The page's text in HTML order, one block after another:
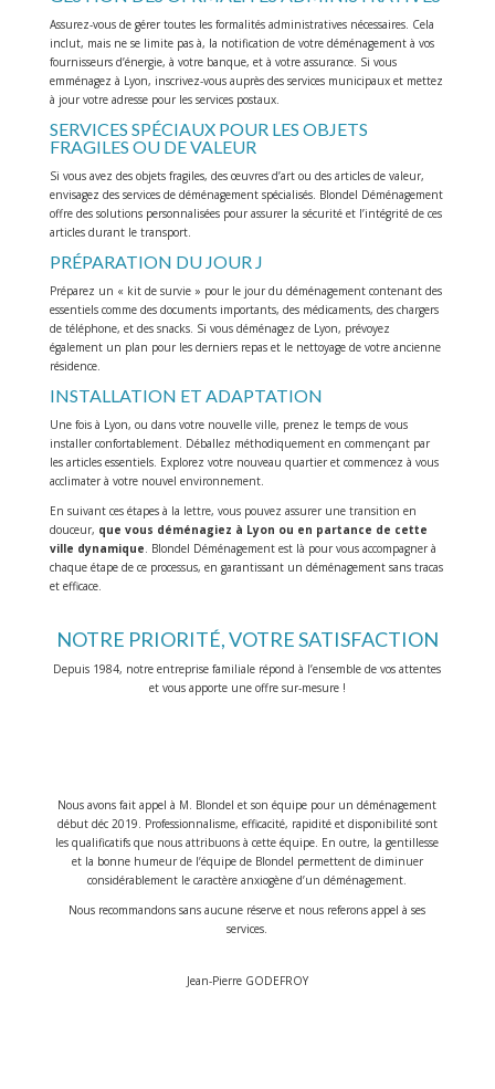
Assurez-vous de gérer toutes les formalités administratives nécessaires. Cela
inclut, mais ne se limite pas à, la notification de votre déménagement à vos
fournisseurs d’énergie, à votre banque, et à votre assurance. Si vous
emménagez à Lyon, inscrivez-vous auprès des services municipaux et mettez
à jour votre adresse pour les services postaux.
SERVICES SPÉCIAUX POUR LES OBJETS
FRAGILES OU DE VALEUR
Si vous avez des objets fragiles, des œuvres d’art ou des articles de valeur,
envisagez des services de déménagement spécialisés. Blondel Déménagement
offre des solutions personnalisées pour assurer la sécurité et l’intégrité de ces
articles durant le transport.
PRÉPARATION DU JOUR J
Préparez un « kit de survie » pour le jour du déménagement contenant des
essentiels comme des documents importants, des médicaments, des chargers
de téléphone, et des snacks. Si vous déménagez de Lyon, prévoyez
également un plan pour les derniers repas et le nettoyage de votre ancienne
résidence.
INSTALLATION ET ADAPTATION
Une fois à Lyon, ou dans votre nouvelle ville, prenez le temps de vous
installer confortablement. Déballez méthodiquement en commençant par
les articles essentiels. Explorez votre nouveau quartier et commencez à vous
acclimater à votre nouvel environnement.
En suivant ces étapes à la lettre, vous pouvez assurer une transition en
douceur, que vous déménagiez à Lyon ou en partance de cette
ville dynamique. Blondel Déménagement est là pour vous accompagner à
chaque étape de ce processus, en garantissant un déménagement sans tracas
et efficace.
NOTRE PRIORITÉ, VOTRE SATISFACTION
Depuis 1984, notre entreprise familiale répond à l’ensemble de vos attentes
et vous apporte une offre sur-mesure !
Nous avons fait appel à M. Blondel et son équipe pour un déménagement
début déc 2019. Professionnalisme, efficacité, rapidité et disponibilité sont
les qualificatifs que nous attribuons à cette équipe. En outre, la gentillesse
et la bonne humeur de l’équipe de Blondel permettent de diminuer
considérablement le caractère anxiogène d’un déménagement.
Nous recommandons sans aucune réserve et nous referons appel à ses
services.
Jean-Pierre GODEFROY